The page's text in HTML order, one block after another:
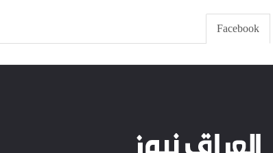
Facebook